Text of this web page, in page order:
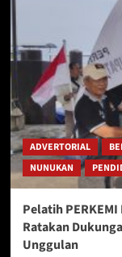
ADVERTORIAL
NUNUKAN
Pelatih
Ratakan
Unggulan